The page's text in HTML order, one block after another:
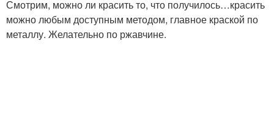
Смотрим, можно ли красить то, что получилось…красить
можно любым доступным методом, главное краской по
металлу. Желательно по ржавчине.